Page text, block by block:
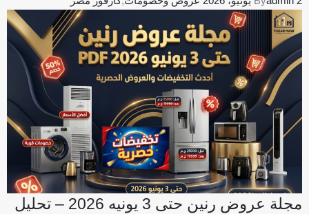
مجلة عروض رنين حتى 3 يونيه 2026 – تحليل